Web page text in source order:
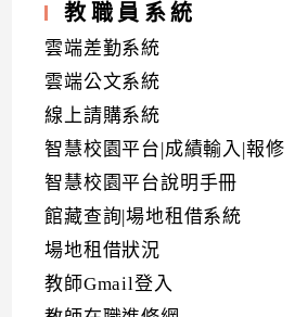
教職員系統
雲端差勤系統
雲端公文系統
線上請購系統
智慧校園平台|成績輸入|報修
智慧校園平台說明手冊
館藏查詢|場地租借系統
場地租借狀況
教師Gmail登入